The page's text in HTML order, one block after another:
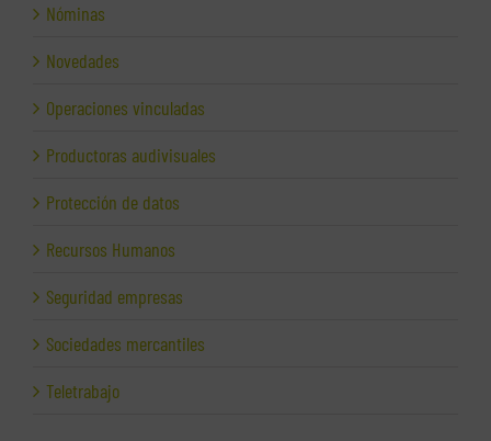
Nóminas
Novedades
Operaciones vinculadas
Productoras audivisuales
Protección de datos
Recursos Humanos
Seguridad empresas
Sociedades mercantiles
Teletrabajo